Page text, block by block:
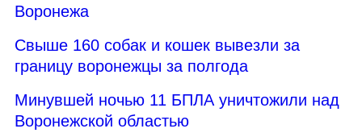
Воронежа
Свыше 160 собак и кошек вывезли за
границу воронежцы за полгода
Минувшей ночью 11 БПЛА уничтожили над
Воронежской областью